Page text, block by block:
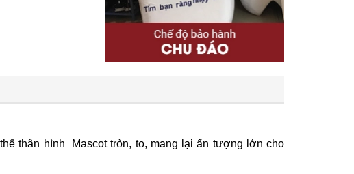
thân hình Mascot tròn, to, mang lại ấn tượng lớn cho